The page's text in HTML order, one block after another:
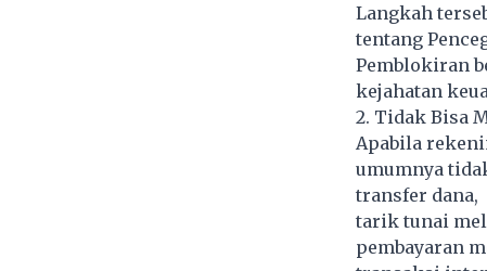
Langkah
tentang
Pemblokiran
kejahatan
2. Tidak Bisa
Apabila
umumnya
transfer dana,
tarik tunai
pembayaran